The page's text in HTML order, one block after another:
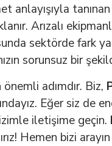
anlayışıyla tanınan
Arızalı
sektörde fark
sorunsuz bir
adımdır. Biz,
Eğer siz de
iletişime geçin.
Hemen bizi